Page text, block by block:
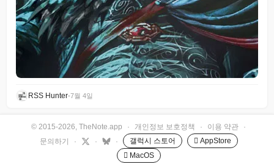
RSS Hunter•7월 4일
© 2015-2026, TheNote.app · 개인정보 보호정책 · 이용 약관
·
문의하기
· · · 갤럭시 스토어
 AppStore
 MacOS